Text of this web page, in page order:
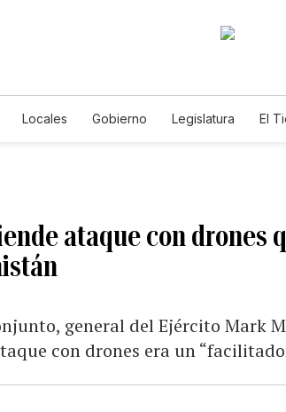
Locales Gobierno Legislatura El
ataque con drones
general del Ejército Mark
con drones era un